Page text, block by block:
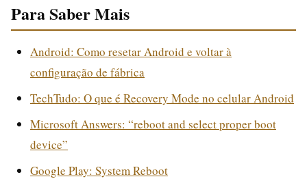
Para Saber Mais
Android: Como resetar Android e voltar à
configuração de fábrica
TechTudo: O que é Recovery Mode no celular Android
Microsoft Answers: “reboot and select proper boot
device”
Google Play: System Reboot